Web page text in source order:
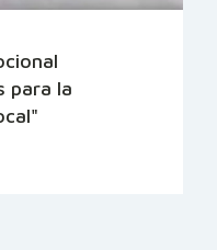
para la